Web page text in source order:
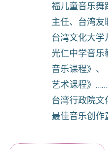
福儿童音乐舞
主任、台湾友
台湾文化大学
光仁中学音乐
音乐课程》、
艺术课程》
台湾行政院
最佳音乐创作